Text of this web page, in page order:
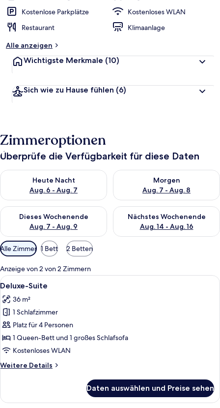
Kostenlose Parkplätze
Kostenloses WLAN
Restaurant
Klimaanlage
Alle anzeigen
Wichtigste Merkmale (10)
Sich wie zu Hause fühlen (6)
Zimmeroptionen
Überprüfe die Verfügbarkeit für diese Daten
Heute Nacht
Aug. 6 - Aug. 7
Überprüfe die Verfügbarkeit für heute Nacht, Aug. 6 - Aug. 7.
Morgen
Aug. 7 - Aug. 8
Überprüfe die Verfügbarkeit
Dieses Wochenende
Aug. 7 - Aug. 9
Überprüfe die Verfügbarkeit für dieses Wochenende, Aug. 7
Nächstes Wochenende
Aug. 14 - Aug. 16
Überprüfe die Verfügbarkeit
Verfügbare
Filter
für
Zimmer
Alle Zimmer 1 Bett 2 Betten
Anzeige von 2 von 2 Zimmern
Alle
Fotos
für
Deluxe-
Suite
anzeigen
Ein ordentlich bezogenes Bett mit
6
Deluxe-Suite
36 m²
1 Schlafzimmer
Platz für 4 Personen
1 Queen-Bett und 1 großes Schlafsofa
Kostenloses WLAN
Weitere Details
Weitere
Suite
Daten auswählen und Preise sehen